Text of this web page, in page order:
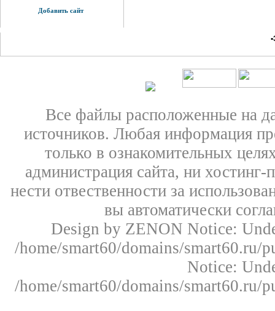
Добавить сайт
Все файлы расположенные на
источников. Любая информация
только в ознакомительных
администрация сайта, ни
нести отвественности за
вы автоматически
Design by ZENON Notice:
/home/smart60/domains/
Notice:
/home/smart60/domains/